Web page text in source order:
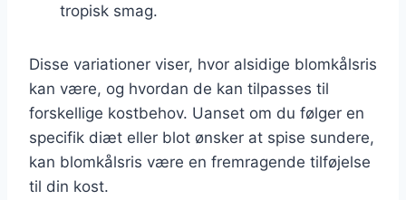
tropisk smag.
Disse variationer viser, hvor alsidige blomkålsris
kan være, og hvordan de kan tilpasses til
forskellige kostbehov. Uanset om du følger en
specifik diæt eller blot ønsker at spise sundere,
kan blomkålsris være en fremragende tilføjelse
til din kost.